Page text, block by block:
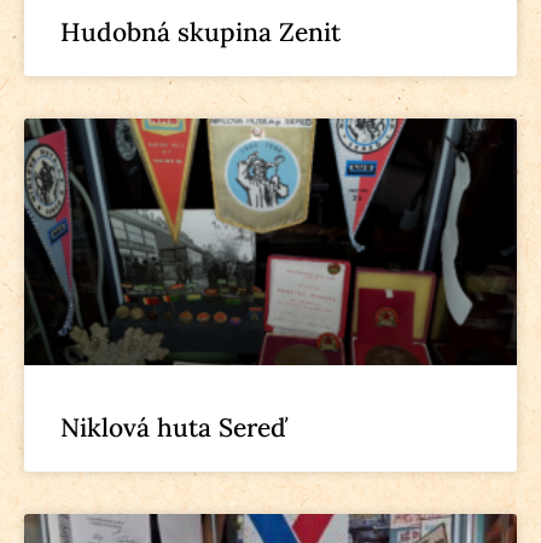
Hudobná skupina Zenit
Niklová huta Sereď